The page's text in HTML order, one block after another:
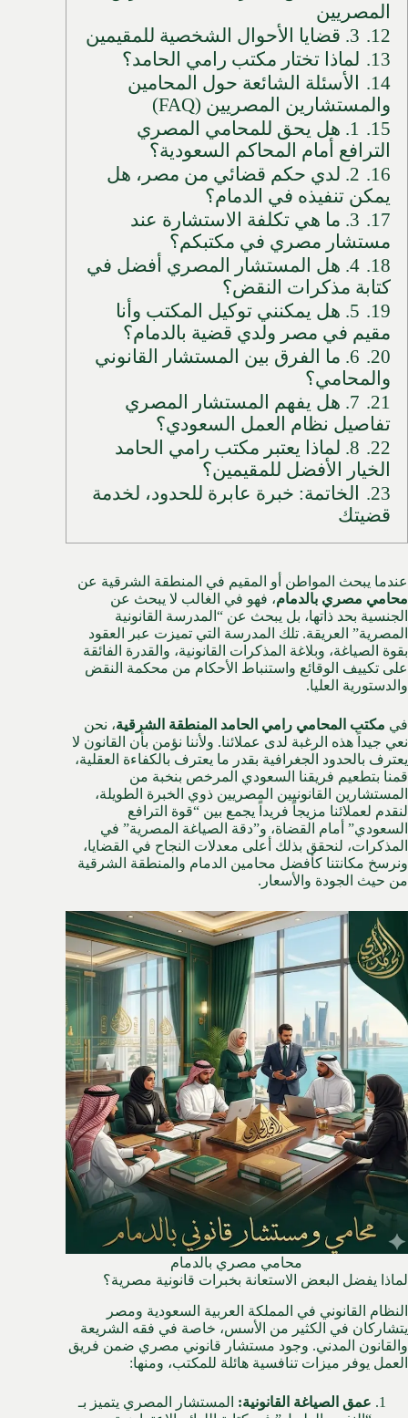
المصريين
12.
3. قضايا الأحوال الشخصية للمقيمين
13.
لماذا تختار مكتب رامي الحامد؟
14.
الأسئلة الشائعة حول المحامين
والمستشارين المصريين (FAQ)
15.
1. هل يحق للمحامي المصري
الترافع أمام المحاكم السعودية؟
16.
2. لدي حكم قضائي من مصر، هل
يمكن تنفيذه في الدمام؟
17.
3. ما هي تكلفة الاستشارة عند
مستشار مصري في مكتبكم؟
18.
4. هل المستشار المصري أفضل في
كتابة مذكرات النقض؟
19.
5. هل يمكنني توكيل المكتب وأنا
مقيم في مصر ولدي قضية بالدمام؟
20.
6. ما الفرق بين المستشار القانوني
والمحامي؟
21.
7. هل يفهم المستشار المصري
تفاصيل نظام العمل السعودي؟
22.
8. لماذا يعتبر مكتب رامي الحامد
الخيار الأفضل للمقيمين؟
23.
الخاتمة: خبرة عابرة للحدود، لخدمة
قضيتك
عندما يبحث المواطن أو المقيم في المنطقة الشرقية عن
محامي مصري بالدمام، فهو في الغالب لا يبحث عن
الجنسية بحد ذاتها، بل يبحث عن “المدرسة القانونية
المصرية” العريقة. تلك المدرسة التي تميزت عبر العقود
بقوة الصياغة، وبلاغة المذكرات القانونية، والقدرة الفائقة
على تكييف الوقائع واستنباط الأحكام من محكمة النقض
والدستورية العليا.
في مكتب المحامي رامي الحامد المنطقة الشرقية، نحن
نعي جيداً هذه الرغبة لدى عملائنا. ولأننا نؤمن بأن القانون لا
يعترف بالحدود الجغرافية بقدر ما يعترف بالكفاءة العقلية،
قمنا بتطعيم فريقنا السعودي المرخص بنخبة من
المستشارين القانونيين المصريين ذوي الخبرة الطويلة،
لنقدم لعملائنا مزيجاً فريداً يجمع بين “قوة الترافع
السعودي” أمام القضاة، و”دقة الصياغة المصرية” في
المذكرات، لنحقق بذلك أعلى معدلات النجاح في القضايا،
ونرسخ مكانتنا كأفضل محامين الدمام والمنطقة الشرقية
من حيث الجودة والأسعار.
محامي مصري بالدمام
لماذا يفضل البعض الاستعانة بخبرات قانونية مصرية؟
النظام القانوني في المملكة العربية السعودية ومصر
يتشاركان في الكثير من الأسس، خاصة في فقه الشريعة
والقانون المدني. وجود مستشار قانوني مصري ضمن فريق
العمل يوفر ميزات تنافسية هائلة للمكتب، ومنها:
عمق الصياغة القانونية: المستشار المصري يتميز بـ